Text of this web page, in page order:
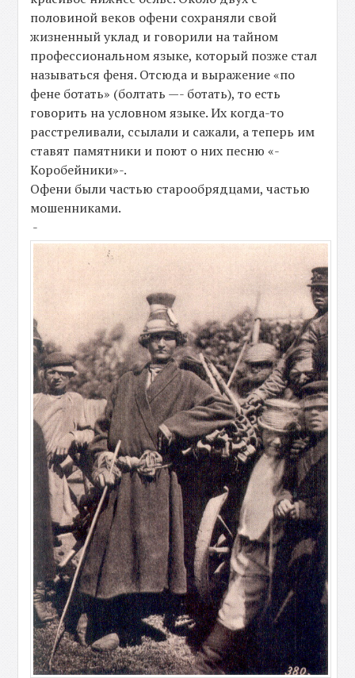
половиной веков офени сохраняли свой
жизненный уклад и говорили на тайном
профессиональном языке, который позже стал
называться феня. Отсюда и выражение «по
фене ботать» (болтать —- ботать), то есть
говорить на условном языке. Их когда-то
расстреливали, ссылали и сажали, а теперь им
ставят памятники и поют о них песню «-
Коробейники»-.
Офени были частью старообрядцами, частью
мошенниками.
-